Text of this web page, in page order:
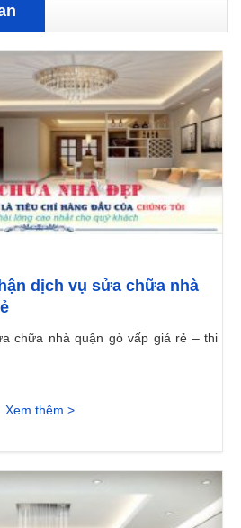
dịch vụ sửa chữa nhà
chữa nhà quận gò vấp giá rẻ – thi
Xem thêm >